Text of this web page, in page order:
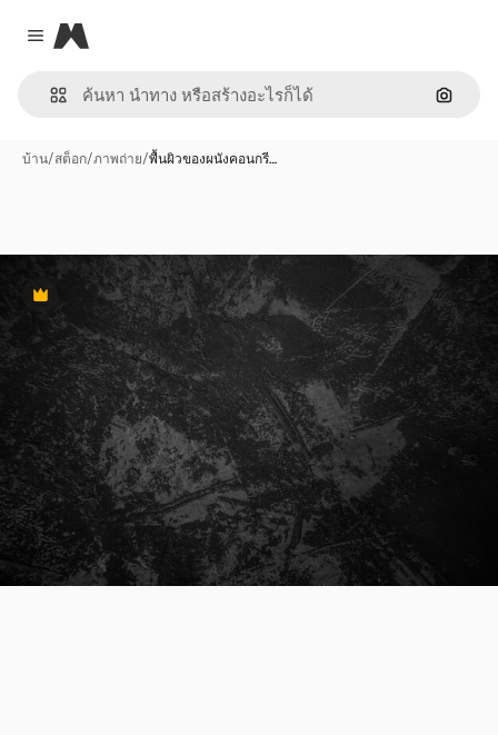
Close menu
Magnific
ค้นหา
บ้าน/สต็อก/ภาพถ่าย/พื้นผิวของผนังคอนกรี…
พรีเมี่ยม